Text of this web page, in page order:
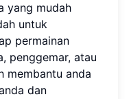
yang mudah
untuk
permainan
penggemar, atau
membantu anda
dan